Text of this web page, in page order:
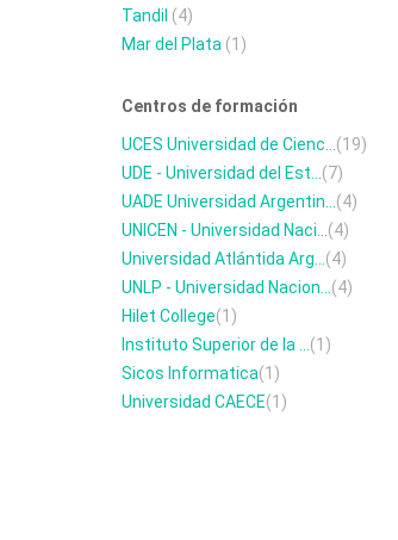
Tandil (4)
Mar del Plata (1)
Centros de formación
UCES Universidad de Cienc... (19)
UDE - Universidad del Est... (7)
UADE Universidad Argentin... (4)
UNICEN - Universidad Naci... (4)
Universidad Atlántida Arg... (4)
UNLP - Universidad Nacion... (4)
Hilet College(1)
Instituto Superior de la ... (1)
Sicos Informatica(1)
Universidad CAECE(1)